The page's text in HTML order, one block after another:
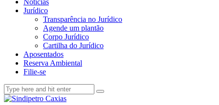
Jurídico
Transparência no Jurídico
Agende um plantão
Corpo Jurídico
Cartilha do Jurídico
Aposentados
Reserva Ambiental
Filie-se